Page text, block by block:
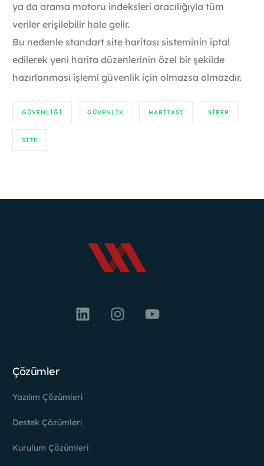
ya da arama motoru indeksleri aracılığıyla tüm
veriler erişilebilir hale gelir.
Bu nedenle standart site haritası sisteminin iptal
edilerek yeni harita düzenlerinin özel bir şekilde
hazırlanması işlemi güvenlik için olmazsa olmazdır.
GÜVENLIĞI GÜVENLIK HARITASI SIBER
SITE
Çözümler
Yazılım Çözümleri
Destek Çözümleri
Kurulum Çözümleri